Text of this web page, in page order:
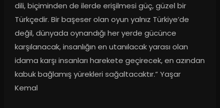
dili, biçiminden de ilerde erişilmesi güç, güzel bir
Türkçedir. Bir başeser olan oyun yalnız Türkiye’de
değil, dünyada oynandığı her yerde gücünce
karşılanacak, insanlığın en utanılacak yarası olan
idama karşı insanları harekete geçirecek, en azından
kabuk bağlamış yürekleri sağaltacaktır.” Yaşar
Kemal